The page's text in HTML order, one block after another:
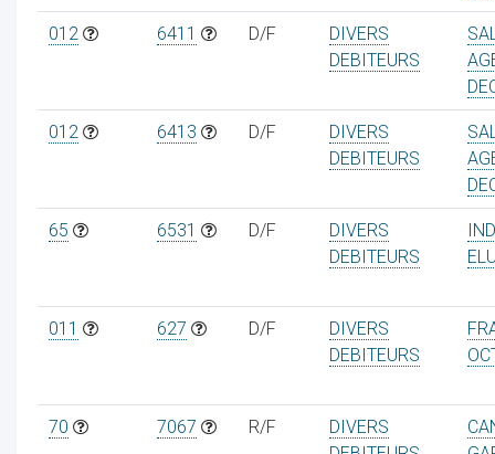
012 6411 D/F
DIVERS
DEBITEURS
012 6413 D/F
DIVERS
DEBITEURS
65 6531 D/F
DIVERS
DEBITEURS
011 627 D/F
DIVERS
DEBITEURS
70 7067 R/F
DIVERS